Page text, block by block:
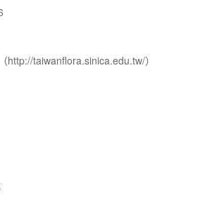
http://taiwanflora.sinica.edu.tw/）